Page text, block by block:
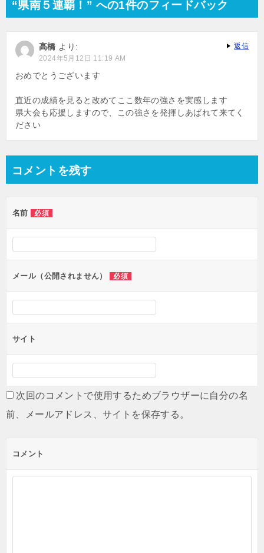
ビ
ー
シ
ン
“県南５連覇！” への1件のフィードバック
高橋 より:
2024年5月12日 11:19 AM
おめでとうございます
直近の成績を見ると改めてここ数年の強さを実感します
県大会も応援しますので、この強さを発揮しあばれて来てく
ださい
返信
コメントを残す
名前 必須
メール（公開されません） 必須
サイト
次回のコメントで使用するためブラウザーに自分の名
前、メールアドレス、サイトを保存する。
コメント